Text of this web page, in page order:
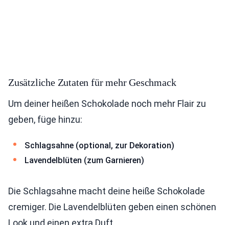
Zusätzliche Zutaten für mehr Geschmack
Um deiner heißen Schokolade noch mehr Flair zu
geben, füge hinzu:
Schlagsahne (optional, zur Dekoration)
Lavendelblüten (zum Garnieren)
Die Schlagsahne macht deine heiße Schokolade
cremiger. Die Lavendelblüten geben einen schönen
Look und einen extra Duft.